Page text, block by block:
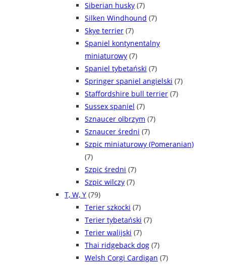
Siberian husky (7)
Silken Windhound (7)
Skye terrier (7)
Spaniel kontynentalny
miniaturowy (7)
Spaniel tybetański (7)
Springer spaniel angielski (7)
Staffordshire bull terrier (7)
Sussex spaniel (7)
Sznaucer olbrzym (7)
Sznaucer średni (7)
Szpic miniaturowy (Pomeranian)
(7)
Szpic średni (7)
Szpic wilczy (7)
T, W, Y (79)
Terier szkocki (7)
Terier tybetański (7)
Terier walijski (7)
Thai ridgeback dog (7)
Welsh Corgi Cardigan (7)